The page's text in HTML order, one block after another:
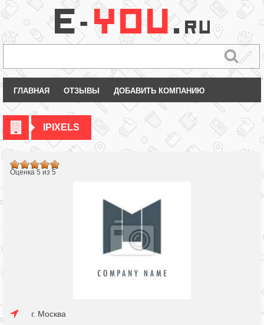
ГЛАВНАЯ ОТЗЫВЫ ДОБАВИТЬ КОМПАНИЮ
IPIXELS
Оценка 5 из 5
г. Москва